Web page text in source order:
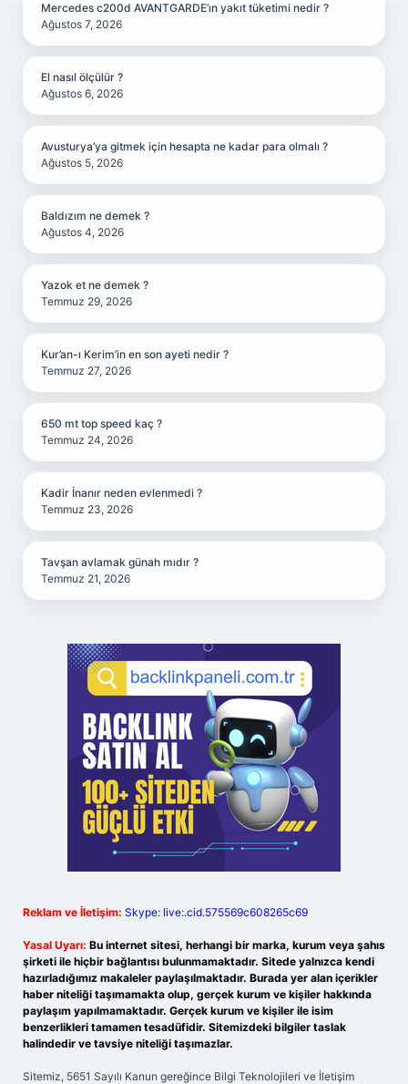
Mercedes c200d AVANTGARDE’ın yakıt tüketimi nedir ?
Ağustos 7, 2026
El nasıl ölçülür ?
Ağustos 6, 2026
Avusturya’ya gitmek için hesapta ne kadar para olmalı ?
Ağustos 5, 2026
Baldızım ne demek ?
Ağustos 4, 2026
Yazok et ne demek ?
Temmuz 29, 2026
Kur’an-ı Kerim’in en son ayeti nedir ?
Temmuz 27, 2026
650 mt top speed kaç ?
Temmuz 24, 2026
Kadir İnanır neden evlenmedi ?
Temmuz 23, 2026
Tavşan avlamak günah mıdır ?
Temmuz 21, 2026
Reklam ve İletişim: Skype: live:.cid.575569c608265c69
Yasal Uyarı: Bu internet sitesi, herhangi bir marka, kurum veya şahıs
şirketi ile hiçbir bağlantısı bulunmamaktadır. Sitede yalnızca kendi
hazırladığımız makaleler paylaşılmaktadır. Burada yer alan içerikler
haber niteliği taşımamakta olup, gerçek kurum ve kişiler hakkında
paylaşım yapılmamaktadır. Gerçek kurum ve kişiler ile isim
benzerlikleri tamamen tesadüfidir. Sitemizdeki bilgiler taslak
halindedir ve tavsiye niteliği taşımazlar.
Sitemiz, 5651 Sayılı Kanun gereğince Bilgi Teknolojileri ve İletişim